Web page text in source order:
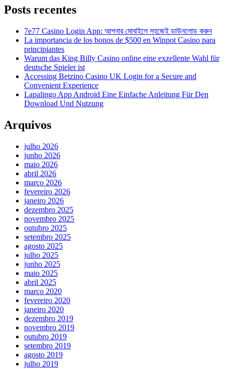
Posts recentes
7e77 Casino Login App: আপনার মোবাইলে সহজেই ডাউনলোড করুন
La importancia de los bonos de $500 en Winpot Casino para
principiantes
Warum das King Billy Casino online eine exzellente Wahl für
deutsche Spieler ist
Accessing Betzino Casino UK Login for a Secure and
Convenient Experience
Lapalingo App Android Eine Einfache Anleitung Für Den
Download Und Nutzung
Arquivos
julho 2026
junho 2026
maio 2026
abril 2026
março 2026
fevereiro 2026
janeiro 2026
dezembro 2025
novembro 2025
outubro 2025
setembro 2025
agosto 2025
julho 2025
junho 2025
maio 2025
abril 2025
março 2020
fevereiro 2020
janeiro 2020
dezembro 2019
novembro 2019
outubro 2019
setembro 2019
agosto 2019
julho 2019